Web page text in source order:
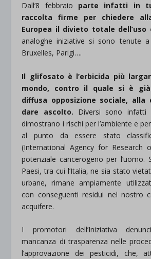
Dall’8 febbraio parte infatti in
raccolta firme per chiedere
Europea il divieto totale
analoghe iniziative si sono tenute
Bruxelles, Parigi….
Il glifosato è l’erbicida più
mondo, contro il quale si è
diffusa opposizione sociale, alla
dare ascolto. Diversi sono
dimostrano i rischi per l’ambiente e
al punto da essere stato
(International Agency for Research
potenziale cancerogeno per l’uomo.
Paesi, tra cui l’Italia, ne sia stato
urbane, rimane ampiamente
con conseguenti residui nel nostro
acquifere.
I promotori dell’Iniziativa
mancanza di trasparenza nelle
l’approvazione dei pesticidi, che,